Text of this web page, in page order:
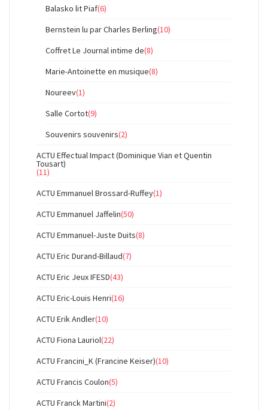
Balasko lit Piaf(6)
Bernstein lu par Charles Berling(10)
Coffret Le Journal intime de(8)
Marie-Antoinette en musique(8)
Noureev(1)
Salle Cortot(9)
Souvenirs souvenirs(2)
ACTU Effectual Impact (Dominique Vian et Quentin
Tousart)
(11)
ACTU Emmanuel Brossard-Ruffey(1)
ACTU Emmanuel Jaffelin(50)
ACTU Emmanuel-Juste Duits(8)
ACTU Eric Durand-Billaud(7)
ACTU Eric Jeux IFESD(43)
ACTU Eric-Louis Henri(16)
ACTU Erik Andler(10)
ACTU Fiona Lauriol(22)
ACTU Francini_K (Francine Keiser)(10)
ACTU Francis Coulon(5)
ACTU Franck Martini(2)